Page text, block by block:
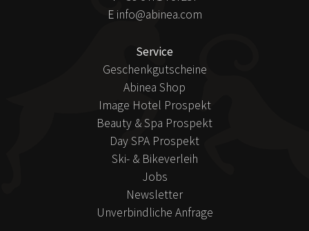
E info@abinea.com
Service
Geschenkgutscheine
Abinea Shop
Image Hotel Prospekt
Beauty & Spa Prospekt
Day SPA Prospekt
Ski- & Bikeverleih
Jobs
Newsletter
Unverbindliche Anfrage